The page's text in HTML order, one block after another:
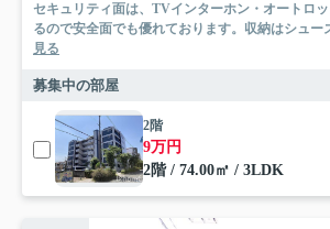
セキュリティ面は、TVインターホン・オートロ
るので安全面でも優れております。収納はシュー
見る
募集中の部屋
2階
9万円
2階 / 74.00㎡ / 3LDK